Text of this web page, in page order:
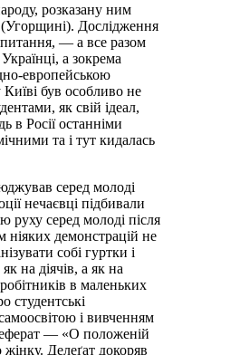
розказану ним
(Угорщині). Дослідження
питання, — а все разом
а зокрема
европейською
був особливо не
як свій ідеал,
в Росії останніми
та і тут кидалась
серед молоді
нечаєвці підбивали
руху серед молоді після
ніяких демонстрацій не
собі гуртки і
на діячів, а як на
в маленьких
студентські
і вивченням
— «О положеній
Делеґат докоряв